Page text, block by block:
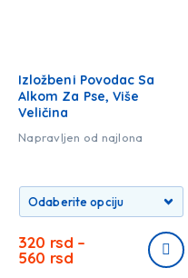
Izložbeni Povodac Sa
Alkom Za Pse, Više
Veličina
Napravljen od najlona
320 rsd –
560 rsd